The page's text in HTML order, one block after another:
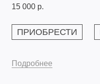
15 000 р.
ПРИОБРЕСТИ
Подробнее